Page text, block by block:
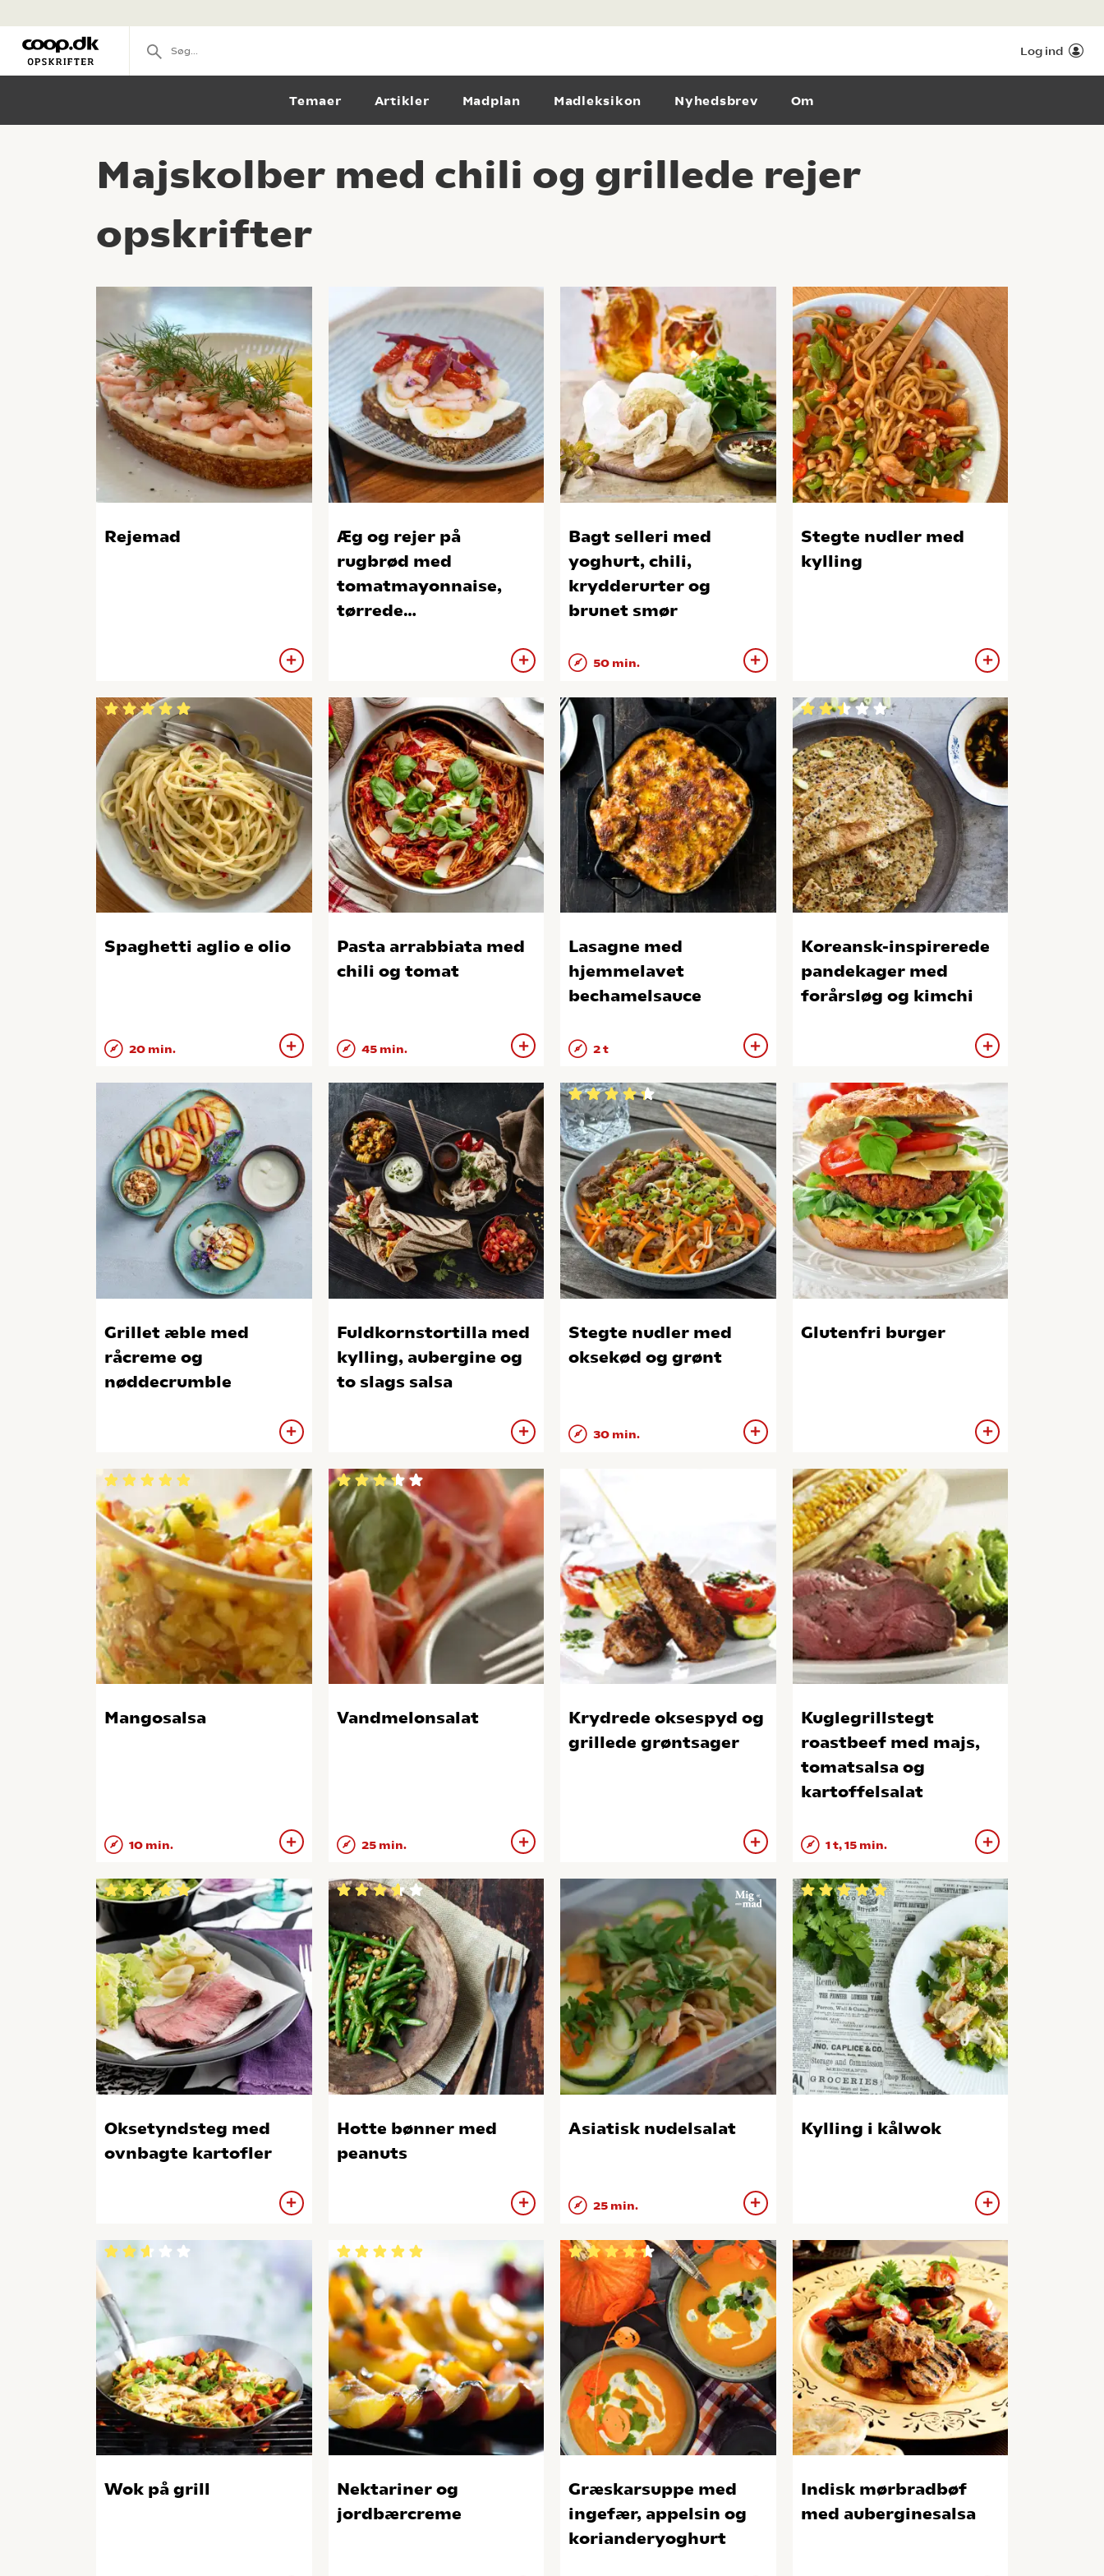
Log ind
Temaer Artikler Madplan Madleksikon Nyhedsbrev Om
Majskolber med chili og grillede rejer
opskrifter
Rejemad
Æg og rejer på
rugbrød med
tomatmayonnaise,
tørrede
Bagt selleri med
yoghurt, chili,
krydderurter og
brunet smør
50 min.
Stegte nudler med
kylling
Spaghetti aglio e olio
20 min.
Pasta arrabbiata med
chili og tomat
45 min.
Lasagne med
hjemmelavet
bechamelsauce
2 t
Koreansk-inspirerede
pandekager med
forårsløg og kimchi
Grillet æble med
råcreme og
nøddecrumble
Fuldkornstortilla med
kylling, aubergine og
to slags salsa
Stegte nudler med
oksekød og grønt
30 min.
Glutenfri burger
Mangosalsa
10 min.
Vandmelonsalat
25 min.
Krydrede oksespyd og
grillede grøntsager
Kuglegrillstegt
roastbeef med majs,
tomatsalsa og
kartoffelsalat
1 t, 15 min.
Oksetyndsteg med
ovnbagte kartofler
Hotte bønner med
peanuts
Asiatisk nudelsalat
25 min.
Kylling i kålwok
Wok på grill
Nektariner og
jordbærcreme
Græskarsuppe med
ingefær, appelsin og
korianderyoghurt
Indisk mørbradbøf
med auberginesalsa